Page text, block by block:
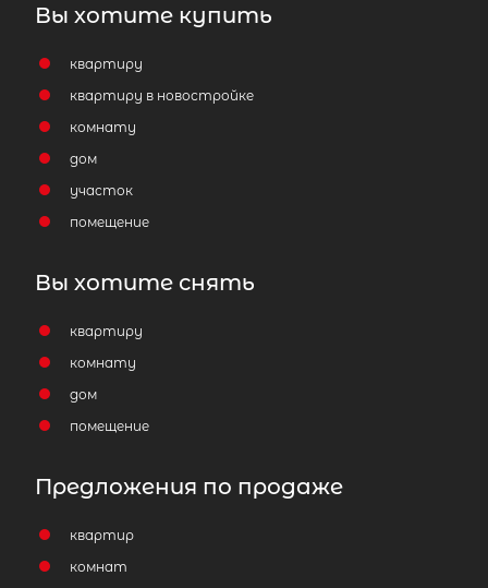
Вы хотите купить
квартиру
квартиру в новостройке
комнату
дом
участок
помещение
Вы хотите снять
квартиру
комнату
дом
помещение
Предложения по продаже
квартир
комнат